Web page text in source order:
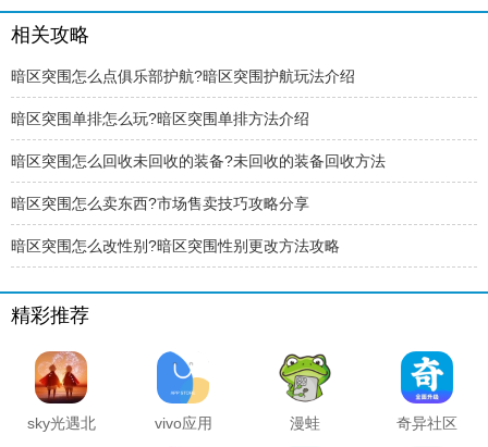
相关攻略
暗区突围怎么点俱乐部护航?暗区突围护航玩法介绍
暗区突围单排怎么玩?暗区突围单排方法介绍
暗区突围怎么回收未回收的装备?未回收的装备回收方法
暗区突围怎么卖东西?市场售卖技巧攻略分享
暗区突围怎么改性别?暗区突围性别更改方法攻略
精彩推荐
sky光遇北
vivo应用
漫蛙
奇异社区